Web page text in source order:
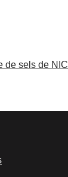
de sels de NIC